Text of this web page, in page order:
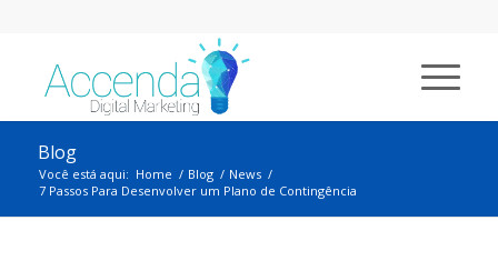
Blog
Você está aqui: Home / Blog / News /
7 Passos Para Desenvolver um Plano de Contingência